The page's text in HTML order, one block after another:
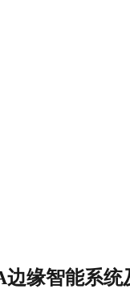
边缘智能系统